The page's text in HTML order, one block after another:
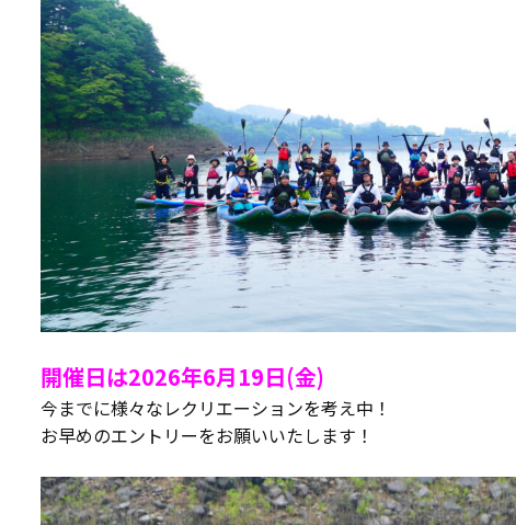
開催日は2026年6月19日(金)
今までに様々なレクリエーションを考え中！
お早めのエントリーをお願いいたします！